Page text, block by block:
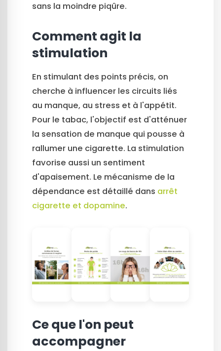
sans la moindre piqûre.
Comment agit la
stimulation
En stimulant des points précis, on
cherche à influencer les circuits liés
au manque, au stress et à l'appétit.
Pour le tabac, l'objectif est d'atténuer
la sensation de manque qui pousse à
rallumer une cigarette. La stimulation
favorise aussi un sentiment
d'apaisement. Le mécanisme de la
dépendance est détaillé dans arrêt
cigarette et dopamine.
Ce que l'on peut
accompagner